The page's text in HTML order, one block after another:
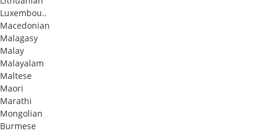
Luxembou..
Macedonian
Malagasy
Malay
Malayalam
Maltese
Maori
Marathi
Mongolian
Burmese